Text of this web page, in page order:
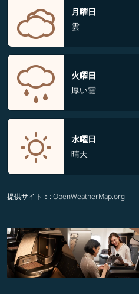
月曜日
雲
火曜日
厚い雲
水曜日
晴天
提供サイト： : OpenWeatherMap.org